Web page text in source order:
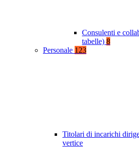
Consulenti e
tabelle) 8
Personale 123
Titolari di incarichi
vertice